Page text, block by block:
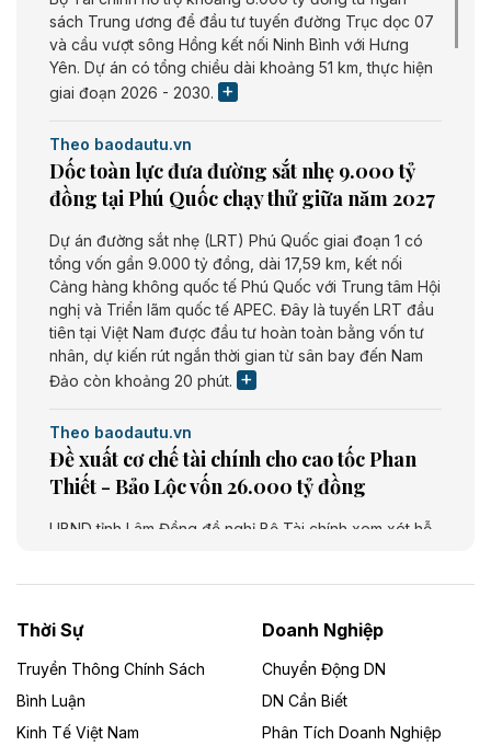
sách Trung ương để đầu tư tuyến đường Trục dọc 07
và cầu vượt sông Hồng kết nối Ninh Bình với Hưng
Yên. Dự án có tổng chiều dài khoảng 51 km, thực hiện
giai đoạn 2026 - 2030.
Theo baodautu.vn
Dốc toàn lực đưa đường sắt nhẹ 9.000 tỷ
đồng tại Phú Quốc chạy thử giữa năm 2027
Dự án đường sắt nhẹ (LRT) Phú Quốc giai đoạn 1 có
tổng vốn gần 9.000 tỷ đồng, dài 17,59 km, kết nối
Cảng hàng không quốc tế Phú Quốc với Trung tâm Hội
nghị và Triển lãm quốc tế APEC. Đây là tuyến LRT đầu
tiên tại Việt Nam được đầu tư hoàn toàn bằng vốn tư
nhân, dự kiến rút ngắn thời gian từ sân bay đến Nam
Đảo còn khoảng 20 phút.
Theo baodautu.vn
Đề xuất cơ chế tài chính cho cao tốc Phan
Thiết - Bảo Lộc vốn 26.000 tỷ đồng
UBND tỉnh Lâm Đồng đề nghị Bộ Tài chính xem xét hỗ
- Bu Prăng. Dự án dài khoảng 73,49 km, tổng mức đầu
tư dự kiến 26.000 tỷ đồng.
Theo baodautu.vn
Cà Mau chấp thuận chủ trương đầu tư Dự
Thời Sự
Truyền Thông Chính Sách
Bình Luận
Kinh Tế Việt Nam
Doanh Nghiệp
Chuyển Động DN
DN Cần Biết
Phân Tích Doanh Nghiệp